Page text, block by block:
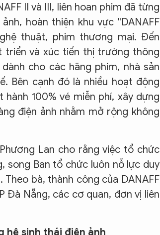
II và III, liên hoan phim đã từng
hoàn thiện khu vực "DANAFF
thuật, phim thương mại. Đến
triển và xúc tiến thị trường thông
cho các hãng phim, nhà sản
Bên cạnh đó là nhiều hoạt động
100% vé miễn phí, xây dựng
điện ảnh nhằm mở rộng không
Lan cho rằng việc tổ chức
song Ban tổ chức luôn nỗ lực duy
bà, thành công của DANAFF
Đà Nẵng, các cơ quan, đơn vị liên
hệ sinh thái điện ảnh